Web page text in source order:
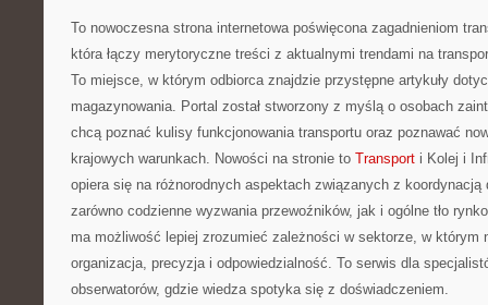
To nowoczesna strona internetowa poświęcona zagadnieniom
która łączy merytoryczne treści z aktualnymi trendami na
To miejsce, w którym odbiorca znajdzie przystępne artykuły
magazynowania. Portal został stworzony z myślą o osobach
chcą poznać kulisy funkcjonowania transportu oraz poznawać
krajowych warunkach. Nowości na stronie to Transport i Kolej i
opiera się na różnorodnych aspektach związanych z koordynacją
zarówno codzienne wyzwania przewoźników, jak i ogólne tło
ma możliwość lepiej zrozumieć zależności w sektorze, w którym
organizacja, precyzja i odpowiedzialność. To serwis dla
obserwatorów, gdzie wiedza spotyka się z doświadczeniem.